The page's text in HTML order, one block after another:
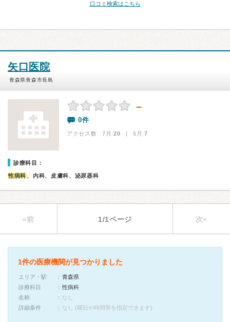
口コミ検索はこちら
矢口医院
青森県青森市長島
－
0件
アクセス数 7月:20 | 6月:7
診療科目：
性病科 、内科、皮膚科、泌尿器科
«前 1/1ページ 次»
1件の医療機関が見つかりました
エリア・駅
青森県
診療科目
性病科
名称
なし
詳細条件
なし (曜日や時間帯を指定できます)